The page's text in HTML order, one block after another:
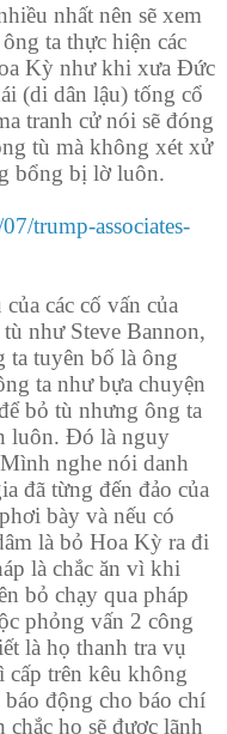
nhất nên sẽ xem
ta thực hiện các
Kỳ như khi xưa Đức
(di dân lậu) tống cổ
tranh cử nói sẽ đóng
tù mà không xét xử
bổng bị lờ luôn.
trump-associates-
các cố vấn của
như Steve Bannon,
ta tuyên bố là ông
ta như bựa chuyện
bỏ tù nhưng ông ta
luôn. Đó là nguy
nghe nói danh
đã từng đến đảo của
bày và nếu có
là bỏ Hoa Kỳ ra đi
là chắc ăn vì khi
bỏ chạy qua pháp
phỏng vấn 2 công
là họ thanh tra vụ
cấp trên kêu không
động cho báo chí
họ sẽ được lãnh